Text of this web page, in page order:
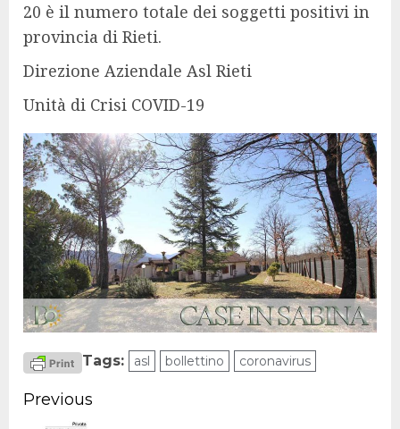
20 è il numero totale dei soggetti positivi in
provincia di Rieti.
Direzione Aziendale Asl Rieti
Unità di Crisi COVID-19
Tags: asl bollettino coronavirus
Continue
Previous